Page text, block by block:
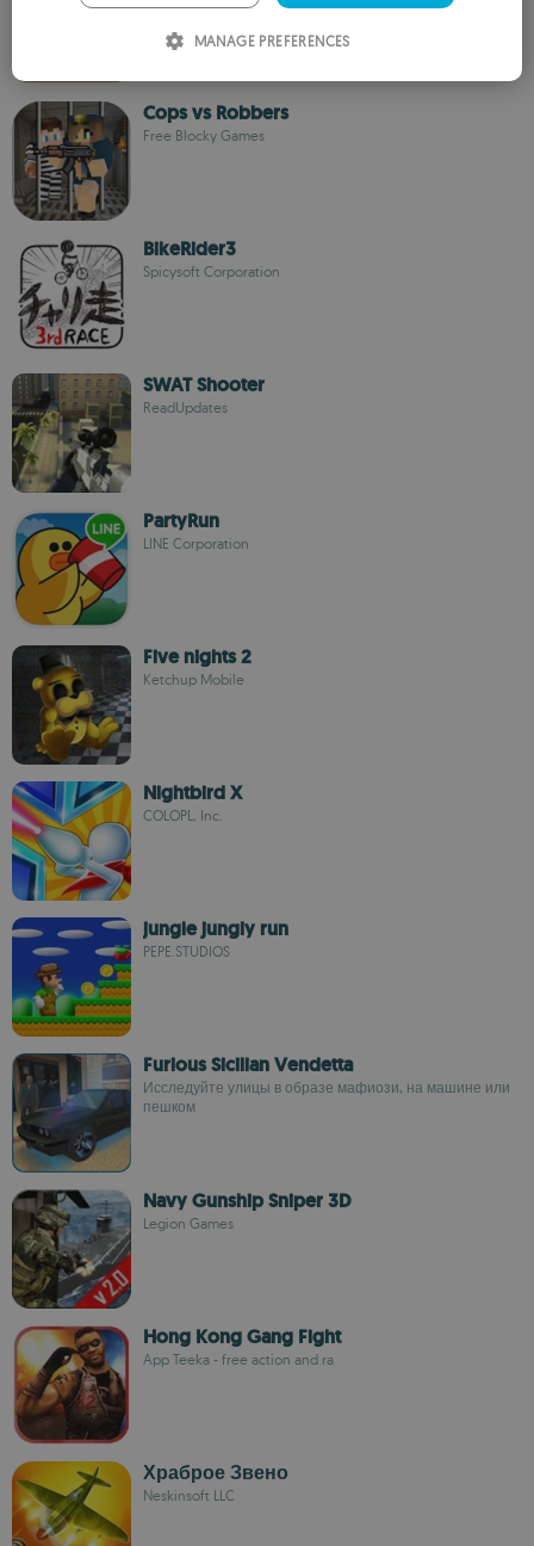
Cops vs Robbers
Free Blocky Games
BikeRider3
Spicysoft Corporation
SWAT Shooter
ReadUpdates
PartyRun
LINE Corporation
Five nights 2
Ketchup Mobile
Nightbird X
COLOPL, Inc.
jungle jungly run
PEPE.STUDIOS
Furious Sicilian Vendetta
Исследуйте улицы в образе мафиози, на машине или
пешком
Navy Gunship Sniper 3D
Legion Games
Hong Kong Gang Fight
App Teeka - free action and ra
Храброе Звено
Neskinsoft LLC
MANAGE PREFERENCES